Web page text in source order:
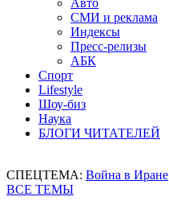
Авто
СМИ и реклама
Индексы
Пресс-релизы
АБК
Спорт
Lifestyle
Шоу-биз
Наука
БЛОГИ ЧИТАТЕЛЕЙ
СПЕЦТЕМА: Война в Иране
ВСЕ ТЕМЫ